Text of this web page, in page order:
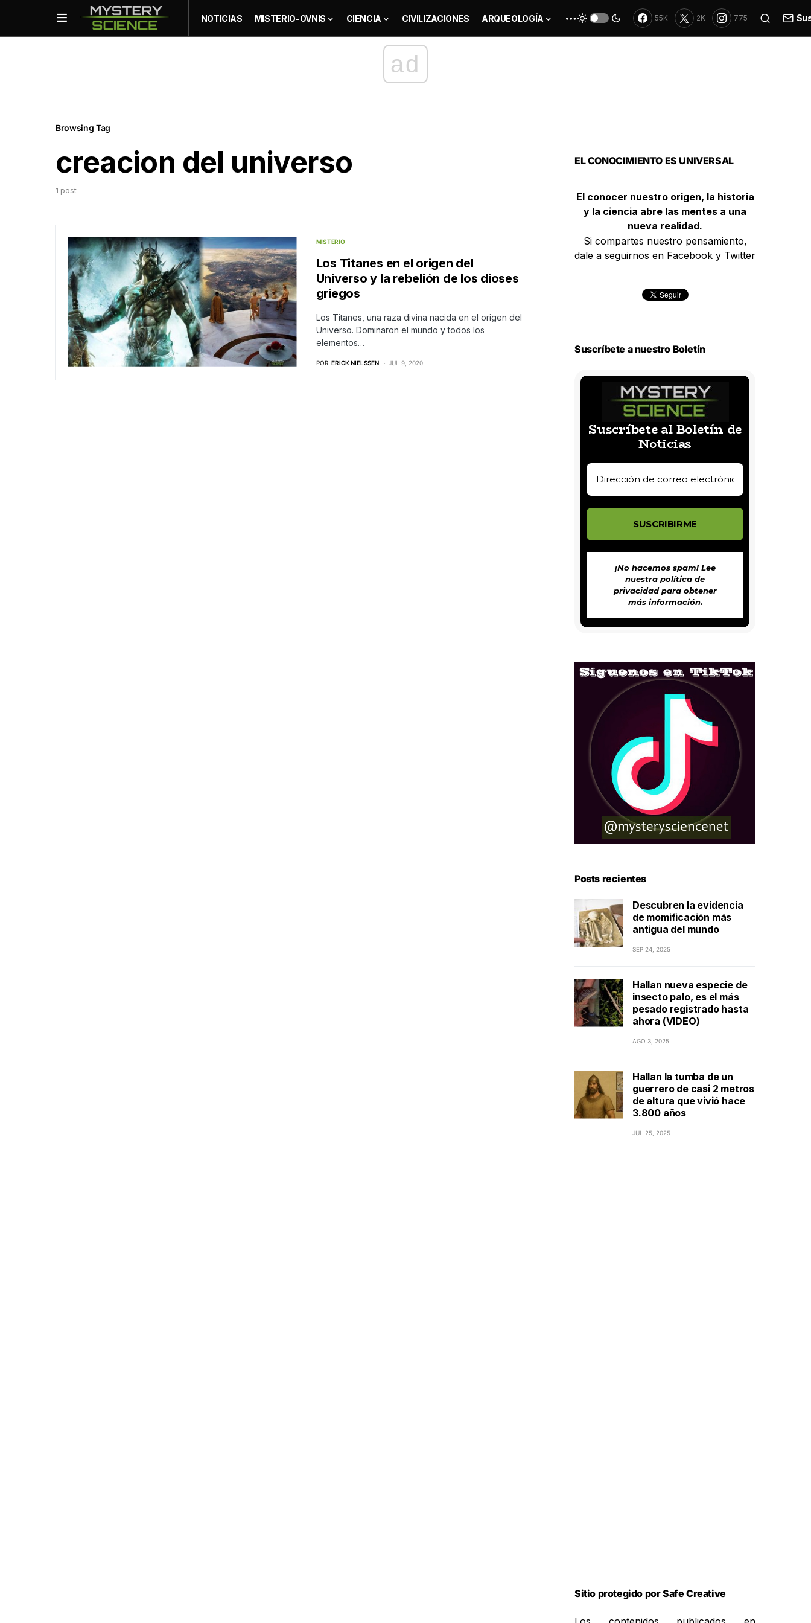
NOTICIAS MISTERIO-OVNIS CIENCIA CIVILIZACIONES ARQUEOLOGÍA 55K 2K 775
ad
Browsing Tag
creacion del universo
1 post
MISTERIO
Los Titanes en el origen del
Universo y la rebelión de los dioses
griegos
Los Titanes, una raza divina nacida en el origen del
Universo. Dominaron el mundo y todos los
elementos…
POR ERICK NIELSSEN JUL 9, 2020
EL CONOCIMIENTO ES UNIVERSAL
El conocer nuestro origen, la historia
y la ciencia abre las mentes a una
nueva realidad.
Si compartes nuestro pensamiento,
dale a seguirnos en Facebook y Twitter
Suscríbete a nuestro Boletín
Suscríbete al Boletín de
Noticias
¡No hacemos spam! Lee
nuestra política de
privacidadpara obtener
más información.
Posts recientes
Descubren la evidencia
de momificación más
antigua del mundo
SEP 24, 2025
Hallan nueva especie de
insecto palo, es el más
pesado registrado hasta
ahora (VIDEO)
AGO 3, 2025
Hallan la tumba de un
guerrero de casi 2 metros
de altura que vivió hace
3.800 años
JUL 25, 2025
Sitio protegido por Safe Creative